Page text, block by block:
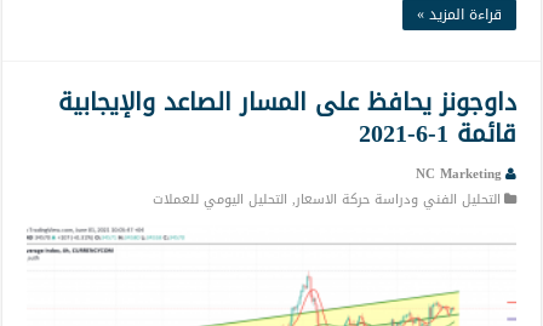
قراءة المزيد »
داوجونز يحافظ على المسار الصاعد والإيجابية
قائمة 1-6-2021
NC Marketing
التحليل الفني ودراسة حركة الاسعار, التحليل اليومي للعملات